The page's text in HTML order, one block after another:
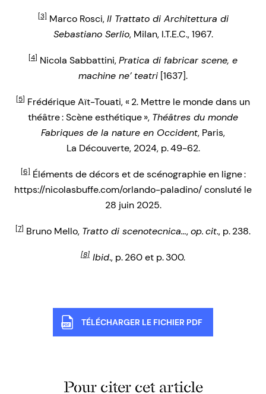
[3]Marco Rosci,Il Trattato di Architettura di
Sebastiano Serlio, Milan, I.T.E.C., 1967.
[4] Nicola Sabbattini,Pratica di fabricar scene, e
machine ne’ teatri [1637].
[5] Frédérique Aït-Touati, « 2. Mettre le monde dans un
théâtre : Scène esthétique », Théâtres du monde
Fabriques de la nature en Occident, Paris,
La Découverte, 2024, p. 49-62.
[6]Éléments de décors et de scénographie en ligne :
https://nicolasbuffe.com/orlando-paladino/ consluté le
28 juin 2025.
[7] Bruno Mello, Tratto di scenotecnica…,op. cit., p. 238.
[8] Ibid., p. 260 et p. 300.
TÉLÉCHARGER LE FICHIER PDF
Pour citer cet article